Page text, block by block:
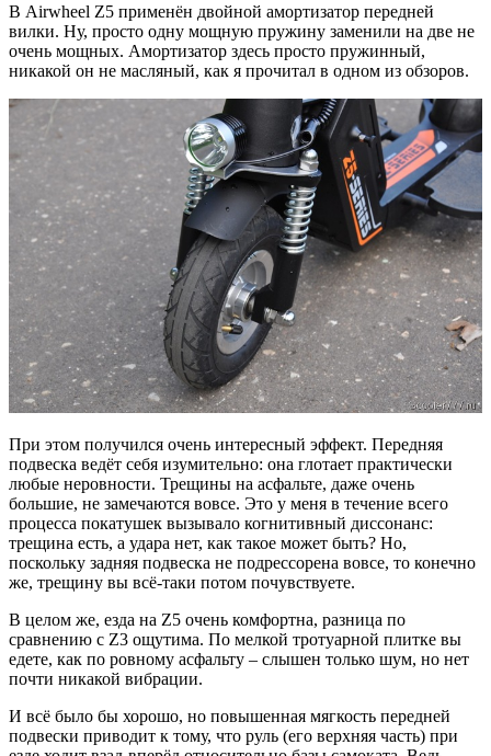
В Airwheel Z5 применён двойной амортизатор передней
вилки. Ну, просто одну мощную пружину заменили на две не
очень мощных. Амортизатор здесь просто пружинный,
никакой он не масляный, как я прочитал в одном из обзоров.
При этом получился очень интересный эффект. Передняя
подвеска ведёт себя изумительно: она глотает практически
любые неровности. Трещины на асфальте, даже очень
большие, не замечаются вовсе. Это у меня в течение всего
процесса покатушек вызывало когнитивный диссонанс:
трещина есть, а удара нет, как такое может быть? Но,
поскольку задняя подвеска не подрессорена вовсе, то конечно
же, трещину вы всё-таки потом почувствуете.
В целом же, езда на Z5 очень комфортна, разница по
сравнению с Z3 ощутима. По мелкой тротуарной плитке вы
едете, как по ровному асфальту – слышен только шум, но нет
почти никакой вибрации.
И всё было бы хорошо, но повышенная мягкость передней
подвески приводит к тому, что руль (его верхняя часть) при